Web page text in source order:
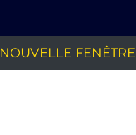
NOUVELLE FENÊTRE